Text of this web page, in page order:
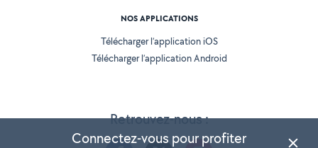
Retrouvez-nous :
NOS APPLICATIONS
Télécharger l’application iOS
Télécharger l’application Android
Connectez-vous pour profiter